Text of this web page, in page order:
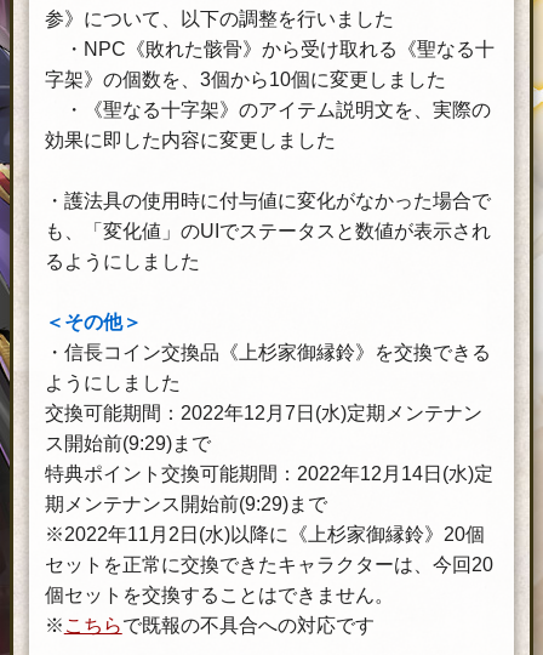
参》について、以下の調整を行いました
・NPC《敗れた骸骨》から受け取れる《聖なる十
字架》の個数を、3個から10個に変更しました
・《聖なる十字架》のアイテム説明文を、実際の
効果に即した内容に変更しました
・護法具の使用時に付与値に変化がなかった場合で
も、「変化値」のUIでステータスと数値が表示され
るようにしました
＜その他＞
・信長コイン交換品《上杉家御縁鈴》を交換できる
ようにしました
交換可能期間：2022年12月7日(水)定期メンテナン
ス開始前(9:29)まで
特典ポイント交換可能期間：2022年12月14日(水)定
期メンテナンス開始前(9:29)まで
※2022年11月2日(水)以降に《上杉家御縁鈴》20個
セットを正常に交換できたキャラクターは、今回20
個セットを交換することはできません。
※ こちらで既報の不具合への対応です